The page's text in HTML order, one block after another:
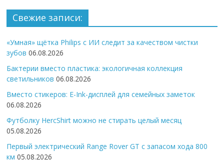
Свежие записи:
«Умная» щётка Philips с ИИ следит за качеством чистки
зубов 06.08.2026
Бактерии вместо пластика: экологичная коллекция
светильников 06.08.2026
Вместо стикеров: E-Ink-дисплей для семейных заметок
06.08.2026
Футболку HercShirt можно не стирать целый месяц
05.08.2026
Первый электрический Range Rover GT с запасом хода 800
км 05.08.2026